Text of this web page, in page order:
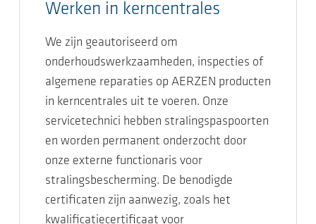
Werken in kerncentrales
We zijn geautoriseerd om
onderhoudswerkzaamheden, inspecties of
algemene reparaties op AERZEN producten
in kerncentrales uit te voeren. Onze
servicetechnici hebben stralingspaspoorten
en worden permanent onderzocht door
onze externe functionaris voor
stralingsbescherming. De benodigde
certificaten zijn aanwezig, zoals het
kwalificatiecertificaat voor